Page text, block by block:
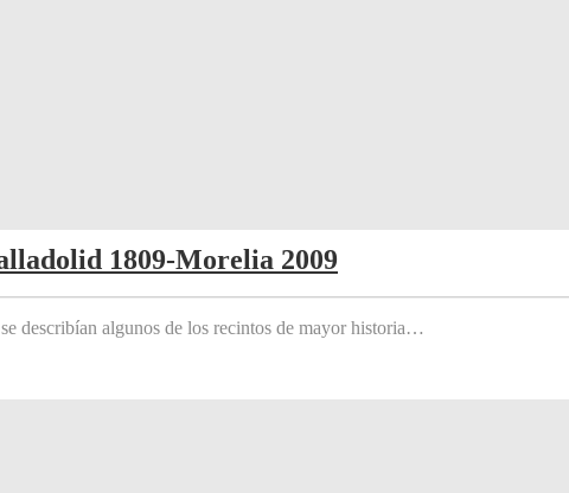
1809-Morelia 2009
describían algunos de los recintos de mayor historia…